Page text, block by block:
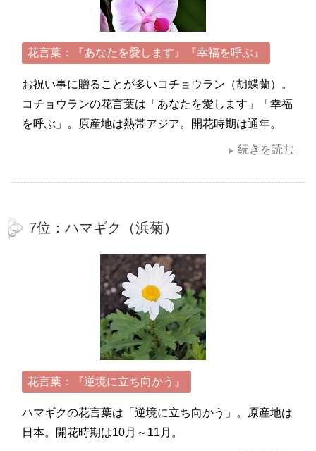
花言葉：『あなたを愛します』『幸福を呼ぶ』
お祝い事に贈ることが多いコチョウラン（胡蝶蘭）。
コチョウランの花言葉は「あなたを愛します」「幸福
を呼ぶ」。原産地は熱帯アジア。開花時期は通年。
続きを読む
7位：ハマギク（浜菊）
花言葉：『逆境に立ち向かう』
ハマギクの花言葉は「逆境に立ち向かう」。原産地は
日本。開花時期は10月～11月。